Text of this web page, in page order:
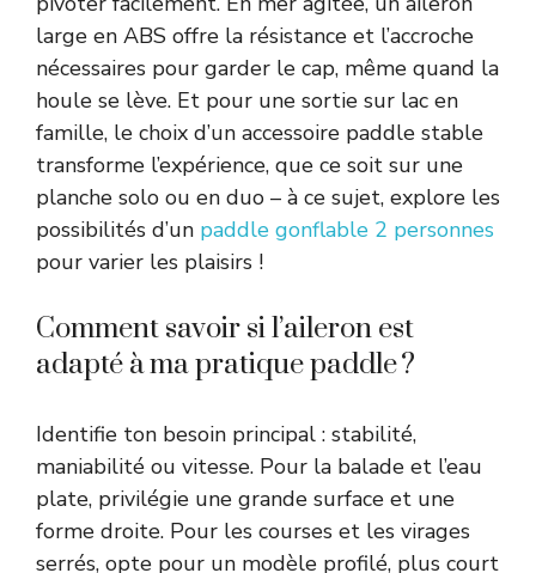
large en ABS offre la résistance et l’accroche
nécessaires pour garder le cap, même quand la
houle se lève. Et pour une sortie sur lac en
famille, le choix d’un accessoire paddle stable
transforme l’expérience, que ce soit sur une
planche solo ou en duo – à ce sujet, explore les
possibilités d’un paddle gonflable 2 personnes
pour varier les plaisirs !
Comment savoir si l’aileron est
adapté à ma pratique paddle ?
Identifie ton besoin principal : stabilité,
maniabilité ou vitesse. Pour la balade et l’eau
plate, privilégie une grande surface et une
forme droite. Pour les courses et les virages
serrés, opte pour un modèle profilé, plus court